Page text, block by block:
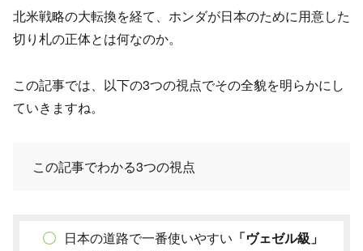
北米戦略の大転換を経て、ホンダが日本のために用意した
切り札の正体とは何なのか。
この記事では、以下の3つの視点でその全貌を明らかにし
ていきますね。
この記事でわかる3つの視点
日本の道路で一番使いやすい 「ヴェゼル級」